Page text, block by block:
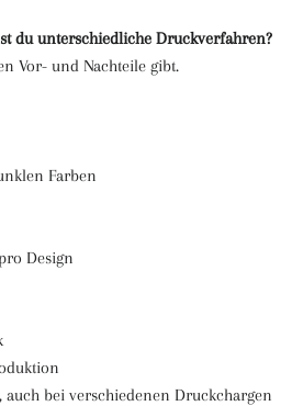
du unterschiedliche Druckverfahren?
Vor- und Nachteile gibt.
Farben
Design
auch bei verschiedenen Druckchargen